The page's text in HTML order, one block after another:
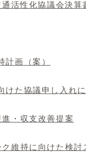
活性化協議会決算
計画（案）
た協議申し入れ
・収支改善提案
維持に向けた検討